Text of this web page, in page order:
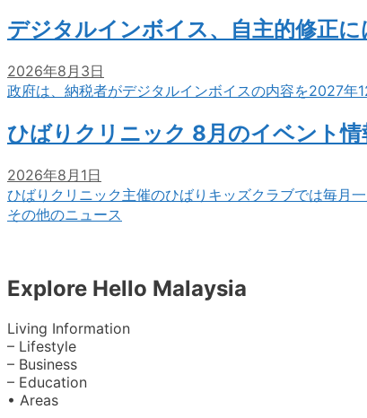
デジタルインボイス、自主的修正
2026年8月3日
政府は、納税者がデジタルインボイスの内容を2027
ひばりクリニック 8月のイベント情
2026年8月1日
ひばりクリニック主催のひばりキッズクラブでは毎月
その他のニュース
Explore Hello Malaysia
Living Information
– Lifestyle
– Business
– Education
• Areas